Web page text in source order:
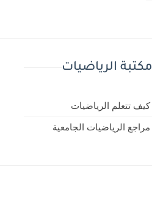
مكتبة الرياضيات
كيف تتعلم الرياضيات
مراجع الرياضيات الجامعية